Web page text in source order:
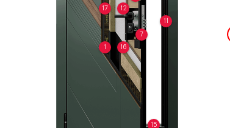
1
7
11
12
15
16
17